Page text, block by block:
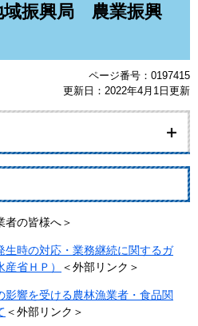
域振興局 農業振興
ページ番号：0197415
更新日：2022年4月1日更新
者の皆様へ＞
生時の対応・業務継続に関するガ
省ＨＰ）
＜外部リンク＞
影響を受ける農林漁業者・食品関
＜外部リンク＞